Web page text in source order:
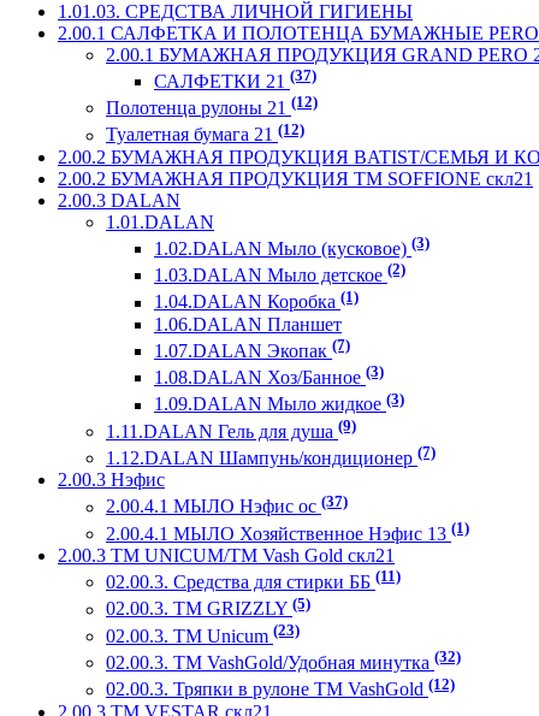
1.01.03. СРЕДСТВА ЛИЧНОЙ ГИГИЕНЫ
2.00.1 САЛФЕТКА И ПОЛОТЕНЦА БУМАЖНЫЕ PERO
2.00.1 БУМАЖНАЯ ПРОДУКЦИЯ GRAND PERO
САЛФЕТКИ 21 (37)
Полотенца рулоны 21 (12)
Туалетная бумага 21 (12)
2.00.2 БУМАЖНАЯ ПРОДУКЦИЯ BATIST/СЕМЬЯ И
2.00.2 БУМАЖНАЯ ПРОДУКЦИЯ ТМ SOFFIONE скл21
2.00.3 DALAN
1.01.DALAN
1.02.DALAN Мыло (кусковое) (3)
1.03.DALAN Мыло детское (2)
1.04.DALAN Коробка (1)
1.06.DALAN Планшет
1.07.DALAN Экопак (7)
1.08.DALAN Хоз/Банное (3)
1.09.DALAN Мыло жидкое (3)
1.11.DALAN Гель для душа (9)
1.12.DALAN Шампунь/кондиционер (7)
2.00.3 Нэфис
2.00.4.1 МЫЛО Нэфис ос (37)
2.00.4.1 МЫЛО Хозяйственное Нэфис 13 (1)
2.00.3 ТМ UNICUM/ТМ Vash Gold скл21
02.00.3. Средства для стирки ББ (11)
02.00.3. ТМ GRIZZLY (5)
02.00.3. ТМ Unicum (23)
02.00.3. ТМ VashGold/Удобная минутка (32)
02.00.3. Тряпки в рулоне ТМ VashGold (12)
2.00.3 ТМ VESTAR скл21